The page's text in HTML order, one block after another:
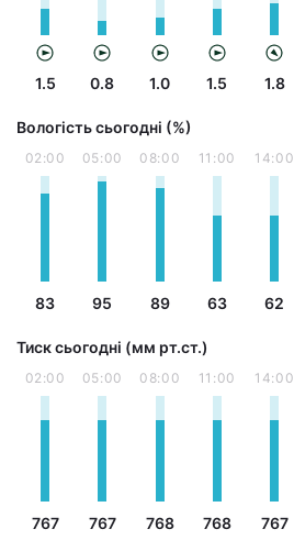
1.5 0.8 1.0 1.5 1.8
Вологість сьогодні (%)
02:00
83
05:00
95
08:00
89
11:00
63
14:00
62
Тиск сьогодні (мм рт.ст.)
02:00
767
05:00
767
08:00
768
11:00
768
14:00
767